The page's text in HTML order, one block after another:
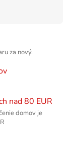
za nový.
nad 80 EUR
domov je